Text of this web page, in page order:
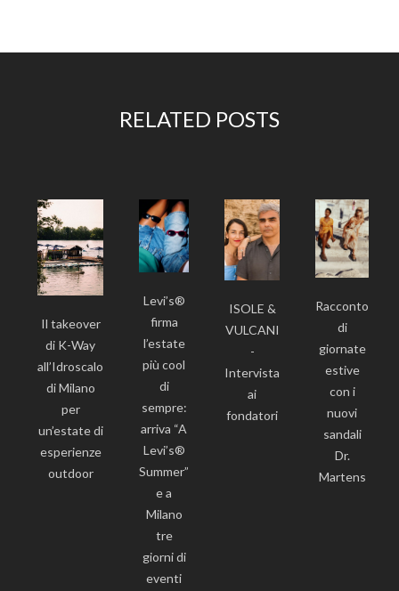
RELATED POSTS
Il takeover
di K-Way
all’Idroscalo
di Milano
per
un’estate di
esperienze
outdoor
Levi’s®
firma
l’estate
più cool
di
sempre:
arriva “A
Levi’s®
Summer”
e a
Milano
tre
giorni di
eventi
ISOLE &
VULCANI
-
Intervista
ai
fondatori
Racconto
di
giornate
estive
con i
nuovi
sandali
Dr.
Martens